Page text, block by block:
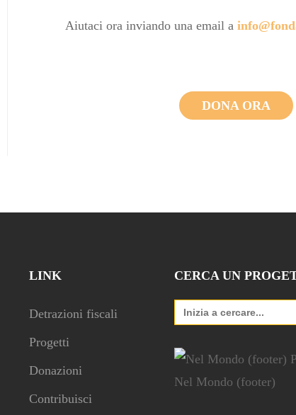
Aiutaci ora inviando una email a
DONA ORA
LINK
Detrazioni fiscali
Progetti
Donazioni
Contribuisci
CERCA UN
Search
for:
Nel Mondo (footer)